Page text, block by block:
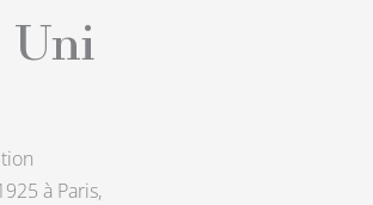
Uni
à Paris,